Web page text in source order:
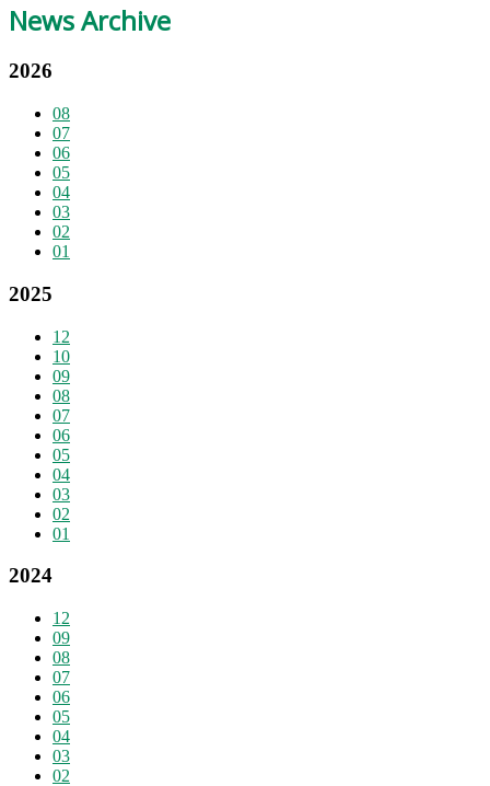
News Archive
2026
08
07
06
05
04
03
02
01
2025
12
10
09
08
07
06
05
04
03
02
01
2024
12
09
08
07
06
05
04
03
02